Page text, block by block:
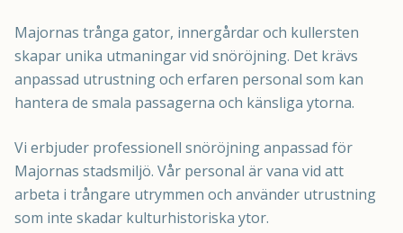
Majornas trånga gator, innergårdar och kullersten
skapar unika utmaningar vid snöröjning. Det krävs
anpassad utrustning och erfaren personal som kan
hantera de smala passagerna och känsliga ytorna.
Vi erbjuder professionell snöröjning anpassad för
Majornas stadsmiljö. Vår personal är vana vid att
arbeta i trångare utrymmen och använder utrustning
som inte skadar kulturhistoriska ytor.